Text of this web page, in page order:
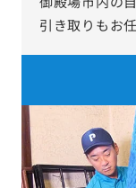
引き取りもお